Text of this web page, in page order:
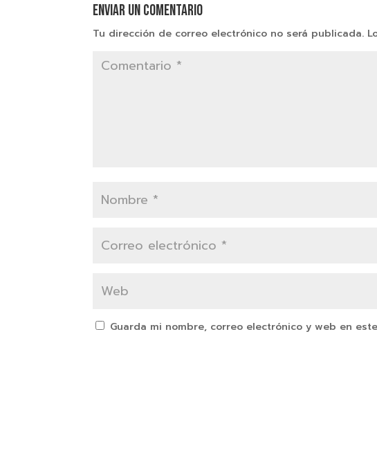
Enviar un comentario
Tu dirección de correo electrónico no será publicada.
Guarda mi nombre, correo electrónico y web en